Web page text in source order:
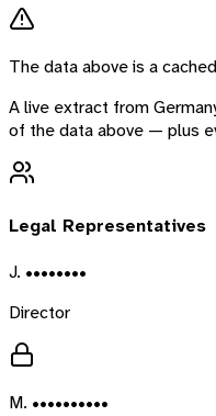
The data above is a
A live extract from
of the data above — plus
Legal Representatives
J. ••••••••
Director
M. ••••••••••